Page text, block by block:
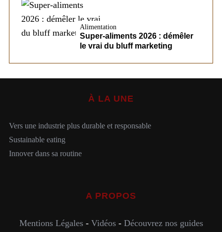
Alimentation
Super-aliments 2026 : démêler
le vrai du bluff marketing
À LA UNE
Vers une industrie plus durable et responsable
Sustainable eating
Innover dans sa routine
A PROPOS
Mentions Légales- Vidéos- Découvrez nos guides